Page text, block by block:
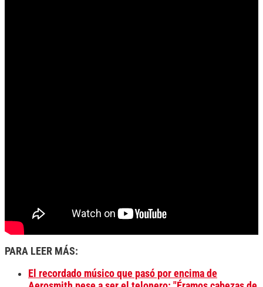
PARA LEER MÁS:
El recordado músico que pasó por encima de